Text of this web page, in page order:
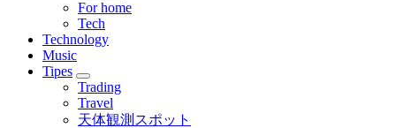
For home
Tech
Technology
Music
Tipes
Trading
Travel
天体観測スポット